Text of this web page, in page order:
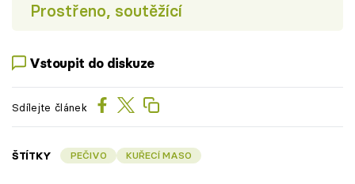
Prostřeno, soutěžící
Vstoupit do diskuze
Sdílejte článek
ŠTÍTKY PEČIVO KUŘECÍ MASO